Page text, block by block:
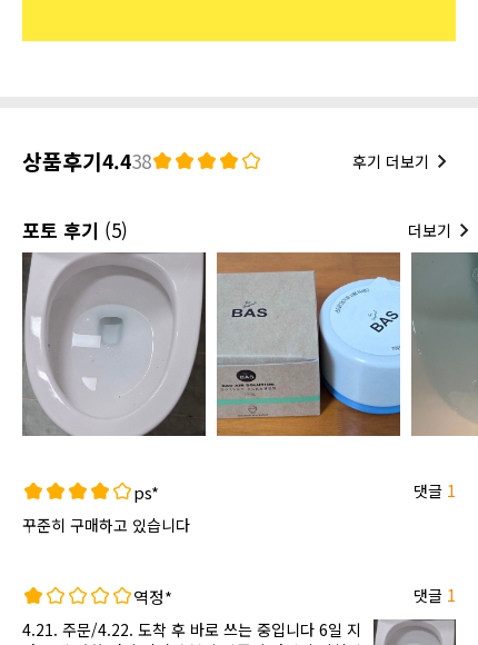
상품후기4.438 후기 더보기
포토 후기 (5) 더보기
ps* 댓글 1
꾸준히 구매하고 있습니다
역정* 댓글 1
4.21. 주문/4.22. 도착 후 바로 쓰는 중입니다 6일 지